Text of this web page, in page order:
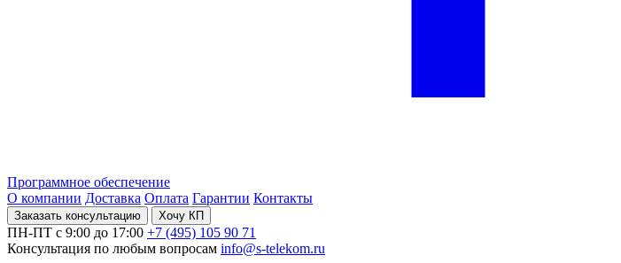
Программное обеспечение
О компании Доставка Оплата Гарантии Контакты
Заказать консультацию Хочу КП
ПН-ПТ с 9:00 до 17:00 +7 (495) 105 90 71
Консультация по любым вопросам info@s-telekom.ru